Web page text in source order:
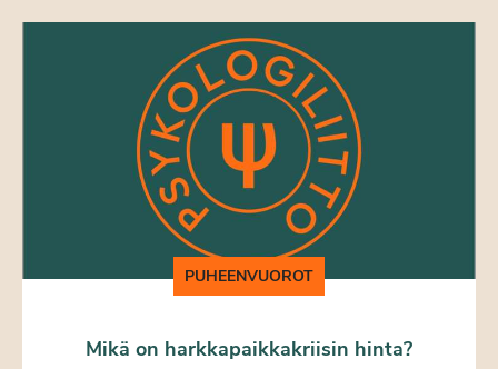
PUHEENVUOROT
Mikä on harkkapaikkakriisin hinta?